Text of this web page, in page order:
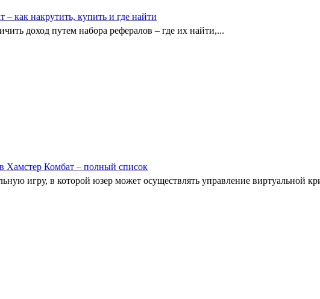
– как накрутить, купить и где найти
доход путем набора рефералов – где их найти,...
Хамстер Комбат – полный список
игру, в которой юзер может осуществлять управление виртуальной